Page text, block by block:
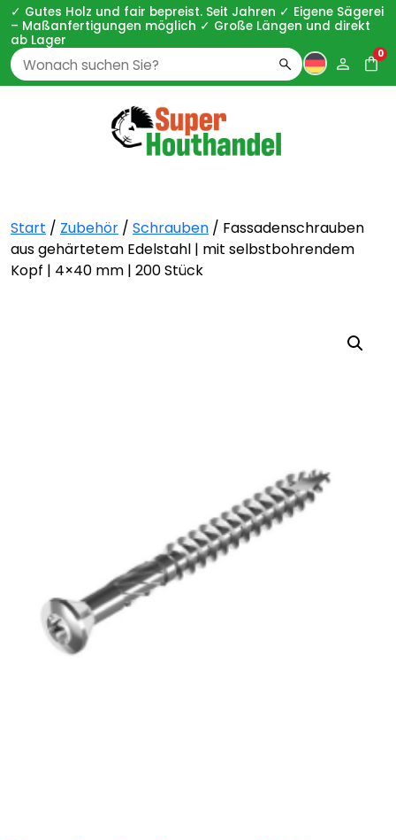
✓ Gutes Holz und fair bepreist. Seit Jahren ✓ Eigene Sägerei
– Maßanfertigungen möglich ✓ Große Längen und direkt
ab Lager
Zoeken
naar:
0
Start / Zubehör / Schrauben / Fassadenschrauben
aus gehärtetem Edelstahl | mit selbstbohrendem
Kopf | 4×40 mm | 200 Stück